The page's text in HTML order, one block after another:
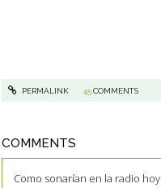
PERMALINK 45COMMENTS
COMMENTS
Como sonarían en la radio